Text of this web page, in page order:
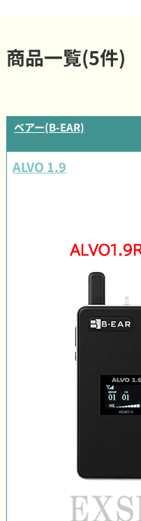
商品一覧(5件)
ベアー(B-EAR)
ALVO 1.9